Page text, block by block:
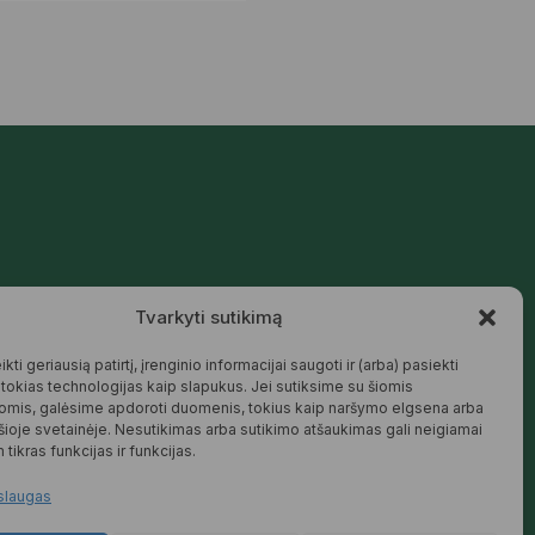
Tvarkyti sutikimą
geriausią patirtį, įrenginio informacijai saugoti ir (arba) pasiekti
technologijas kaip slapukus. Jei sutiksime su šiomis
galėsime apdoroti duomenis, tokius kaip naršymo elgsena arba
svetainėje. Nesutikimas arba sutikimo atšaukimas gali neigiamai
tikras funkcijas ir funkcijas.
apie šeimą, jaukius namus ir harmoningą
draugiškos tiek Jums, tiek gamtai.
SKAITYTI DAUGIAU